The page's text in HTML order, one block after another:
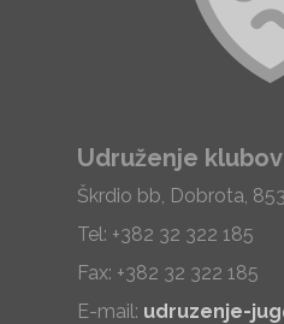
Udruženje
Škrdio bb, Dobrota,
Tel: +382 32 322 185
Fax: +382 32 322 185
E-mail: udruzenje-